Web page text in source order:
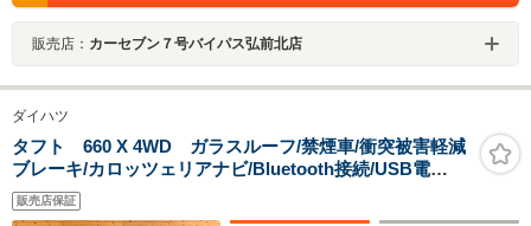
販売店： カーセブン７号バイパス弘前北店
ダイハツ
タフト 660 X 4WD ガラスルーフ/禁煙車/衝突被害軽減
ブレーキ/カロッツェリアナビ/Bluetooth接続/USB電
源/LEDヘッドライト/クリアランスソナー/レーンアシス
ト/横滑り防止機能/アイドリングストップ
販売店保証